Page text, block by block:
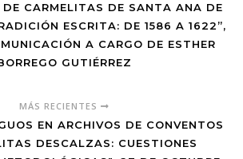
DE CARMELITAS DE SANTA ANA DE
ESCRITA: DE 1586 A 1622”,
A CARGO DE ESTHER
GUTIÉRREZ
MÁS RECIENTES
EN ARCHIVOS DE CONVENTOS
DESCALZAS: CUESTIONES